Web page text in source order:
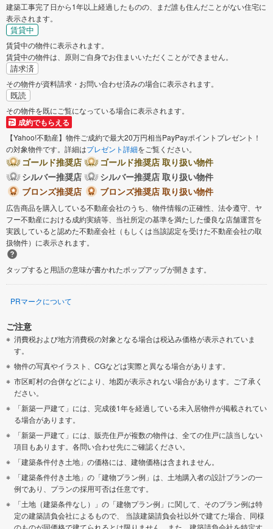
建築工事完了日から1年以上経過したものの、まだ誰も住んだことがない住宅に
表示されます。
賃貸中
賃貸中の物件に表示されます。
賃貸中の物件は、原則ご自身でお住まいいただくことができません。
請求済
その物件が資料請求・お問い合わせ済みの場合に表示されます。
既読
その物件を既にご覧になっている場合に表示されます。
成約でもらえる
【Yahoo!不動産】物件ご成約で最大20万円相当PayPayポイントプレゼント！
の対象物件です。詳細はプレゼント詳細をご覧ください。
ゴールド推奨店
ゴールド推奨店 取り扱い物件
シルバー推奨店
シルバー推奨店 取り扱い物件
ブロンズ推奨店
ブロンズ推奨店 取り扱い物件
広告商品を購入している不動産会社のうち、物件情報の正確性、法令遵守、ヤ
フー不動産における成約実績等、当社所定の基準を満たした優良な店舗運営を
実践していると認めた不動産会社（もしくは当該認定を受けた不動産会社の取
扱物件）に表示されます。
タップすると用語の意味が書かれたポップアップが開きます。
PRマークについて
ご注意
消費税および地方消費税の対象となる場合は税込み価格が表示されていま
す。
物件の写真やイラスト、CGなどは実際と異なる場合があります。
市区町村の合併などにより、地図が表示されない場合があります。ご了承く
ださい。
「新築一戸建て」には、完成後1年を経過している未入居物件が掲載されてい
る場合があります。
「新築一戸建て」には、販売住戸が複数の物件は、全ての住戸に該当しない
項目もあります。各問い合わせ先にご確認ください。
「建築条件付き土地」の価格には、建物価格は含まれません。
「建築条件付き土地」の「建物プラン例」は、土地購入者の設計プランの一
例であり、プランの採用可否は任意です。
「土地（建築条件なし）」の「建物プラン例」に関して、そのプラン例は特
定の建築請負会社によるもので、 当該建築請負会社以外で建てた場合、同様
のものが同価格で建てられるとは限りません。また、建築請負会社を特定す